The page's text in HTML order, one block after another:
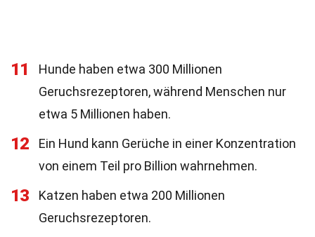
11
Hunde haben etwa 300 Millionen
Geruchsrezeptoren, während Menschen nur
etwa 5 Millionen haben.
12
Ein Hund kann Gerüche in einer Konzentration
von einem Teil pro Billion wahrnehmen.
13
Katzen haben etwa 200 Millionen
Geruchsrezeptoren.